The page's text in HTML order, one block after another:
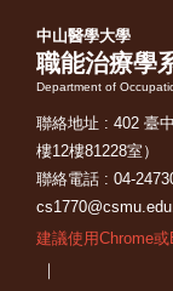
中山醫學大學
職能治療學
Department of
聯絡地址 : 402 臺
樓12樓81228室）
聯絡電話 : 04-
建議使用Chrome或
｜